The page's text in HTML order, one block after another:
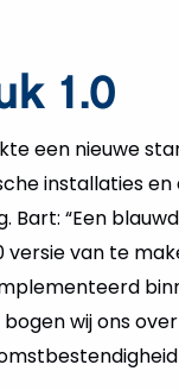
1.0
een nieuwe
installaties en
“Een
versie van te
wij ons